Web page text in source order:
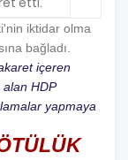
iktidar olma
bağladı.
içeren
HDP
yapmaya